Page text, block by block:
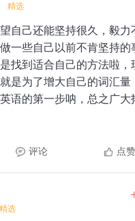
精选
自己还能坚持很久，毅力
一些自己以前不肯坚持的
找到适合自己的方法啦，
是为了增大自己的词汇量
语的第一步呐，总之广大
评论 点赞
精选